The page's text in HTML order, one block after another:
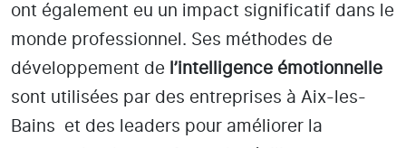
ont également eu un impact significatif dans le
monde professionnel. Ses méthodes de
développement de l’intelligence émotionnelle
sont utilisées par des entreprises à Aix-les-
Bains
et des leaders pour améliorer la